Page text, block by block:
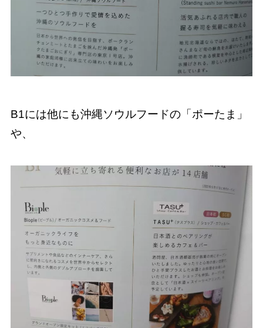
B1には他にも沖縄ソウルフードの「ポーたま」
や、